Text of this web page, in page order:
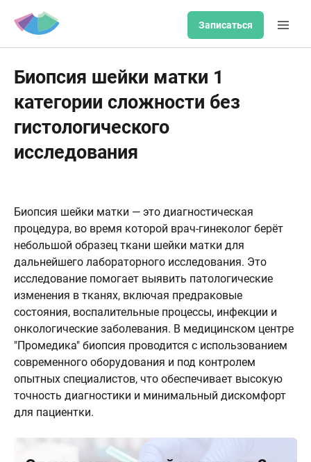
Записаться
Биопсия шейки матки 1
категории сложности без
гистологического
исследования
Биопсия шейки матки — это диагностическая
процедура, во время которой врач-гинеколог берёт
небольшой образец ткани шейки матки для
дальнейшего лабораторного исследования. Это
исследование помогает выявить патологические
изменения в тканях, включая предраковые
состояния, воспалительные процессы, инфекции и
онкологические заболевания. В медицинском центре
"Промедика" биопсия проводится с использованием
современного оборудования и под контролем
опытных специалистов, что обеспечивает высокую
точность диагностики и минимальный дискомфорт
для пациентки.